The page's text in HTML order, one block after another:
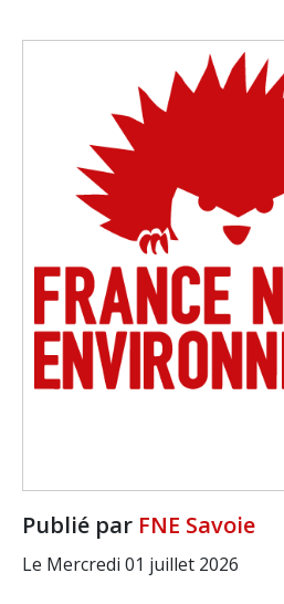
Publié par FNE Savoie
Le Mercredi 01 juillet 2026